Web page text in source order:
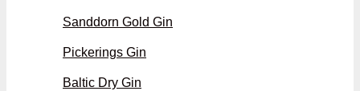
Sanddorn Gold Gin
Pickerings Gin
Baltic Dry Gin